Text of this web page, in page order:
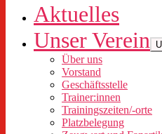
Aktuelles
Unser Verein
Über uns
Vorstand
Geschäftsstelle
Trainer:innen
Trainingszeiten/-orte
Platzbelegung